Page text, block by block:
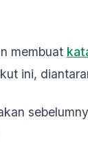
membuat
ini,